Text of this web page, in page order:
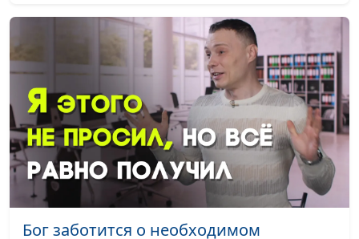
«Родился в рубашке» Геннадий Касап #74
Призыв идти за Богом Геннадий Касап #73
Нелегкий выбор Антон Бойков #72
В церковь - ради Бога Антон Бойков #71
Бог спас наши жизни Антон Бойков #70
Желайте людям добра Андрей Качалаба
Бог заботится о необходимом